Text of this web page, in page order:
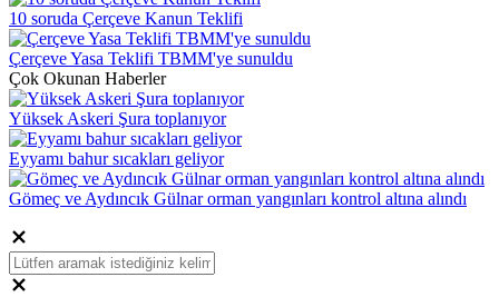
10 soruda Çerçeve Kanun Teklifi
Çerçeve Yasa Teklifi TBMM'ye sunuldu
Çok Okunan Haberler
Yüksek Askeri Şura toplanıyor
Eyyamı bahur sıcakları geliyor
Gömeç ve Aydıncık Gülnar orman yangınları kontrol altına alındı